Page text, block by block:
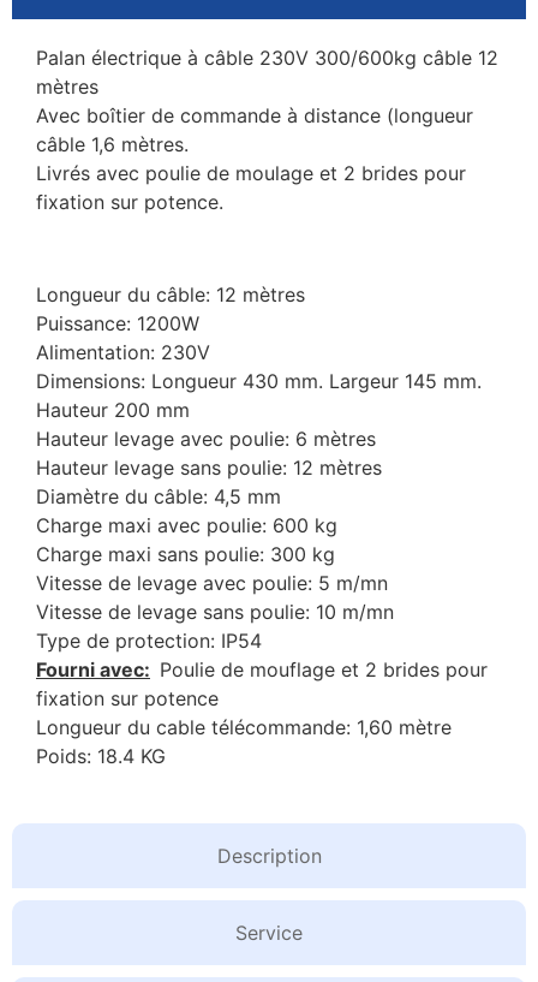
Description
Service
Palan électrique à câble 230V 300/600kg câble 12
mètres
Avec boîtier de commande à distance (longueur
câble 1,6 mètres.
Livrés avec poulie de moulage et 2 brides pour
fixation sur potence.
Longueur du câble: 12 mètres
Puissance: 1200W
Alimentation: 230V
Dimensions: Longueur 430 mm. Largeur 145 mm.
Hauteur 200 mm
Hauteur levage avec poulie: 6 mètres
Hauteur levage sans poulie: 12 mètres
Diamètre du câble: 4,5 mm
Charge maxi avec poulie: 600 kg
Charge maxi sans poulie: 300 kg
Vitesse de levage avec poulie: 5 m/mn
Vitesse de levage sans poulie: 10 m/mn
Type de protection: IP54
Fourni avec: Poulie de mouflage et 2 brides pour
fixation sur potence
Longueur du cable télécommande: 1,60 mètre
Poids: 18.4 KG